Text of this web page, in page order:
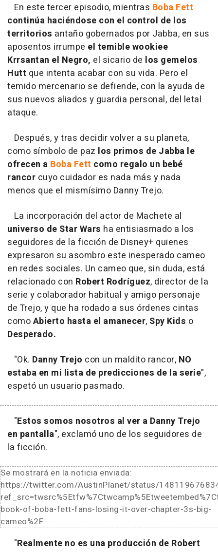
En este tercer episodio, mientras Boba Fett
continúa haciéndose con el control de los
territorios antaño gobernados por Jabba, en sus
aposentos irrumpe el temible wookiee
Krrsantan el Negro, el sicario de los gemelos
Hutt que intenta acabar con su vida. Pero el
temido mercenario se defiende, con la ayuda de
sus nuevos aliados y guardia personal, del letal
ataque.
Después, y tras decidir volver a su planeta,
como símbolo de paz los primos de Jabba le
ofrecen a Boba Fett como regalo un bebé
rancor cuyo cuidador es nada más y nada
menos que el mismísimo Danny Trejo.
La incorporación del actor de Machete al
universo de Star Wars ha entisiasmado a los
seguidores de la ficción de Disney+ quienes
expresaron su asombro este inesperado cameo
en redes sociales. Un cameo que, sin duda, está
relacionado con Robert Rodríguez, director de la
serie y colaborador habitual y amigo personaje
de Trejo, y que ha rodado a sus órdenes cintas
comoAbierto hasta el amanecer, Spy Kids o
Desperado.
"Ok. Danny Trejo con un maldito rancor, NO
estaba en mi lista de predicciones de la serie",
espetó un usuario pasmado.
"Estos somos nosotros al ver a Danny Trejo
en pantalla", exclamó uno de los seguidores de
la ficción.
Se mostrará en la noticia enviada:
https://twitter.com/AustinPlanet/status/
book-of-boba-fett-fans-losing-it-over-chapter-3s-big-
cameo%2F
"Realmente no es una producción de Robert